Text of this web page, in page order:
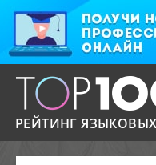
РЕЙТИНГ